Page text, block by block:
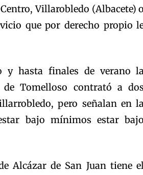
Villarobledo (Albacete) o
que por derecho propio
y hasta finales de verano
de Tomelloso contrató a dos
pero señalan en
bajo mínimos estar bajo
Alcázar de San Juan tiene